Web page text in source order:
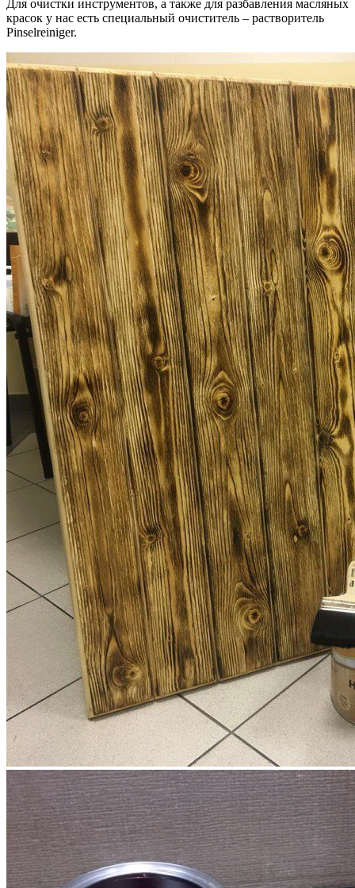
Для очистки инструментов, а также для разбавления масляных
красок у нас есть специальный очиститель – растворитель
Pinselreiniger.